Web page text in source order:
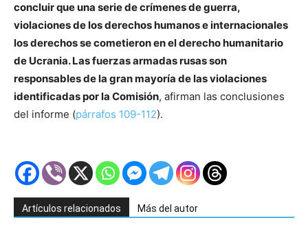
concluir que una serie de crímenes de guerra,
violaciones de los derechos humanos e internacionales
los derechos se cometieron en el derecho humanitario
de Ucrania. Las fuerzas armadas rusas son
responsables de la gran mayoría de las violaciones
identificadas por la Comisión, afirman las conclusiones
del informe (párrafos 109-112).
Artículos relacionados Más del autor